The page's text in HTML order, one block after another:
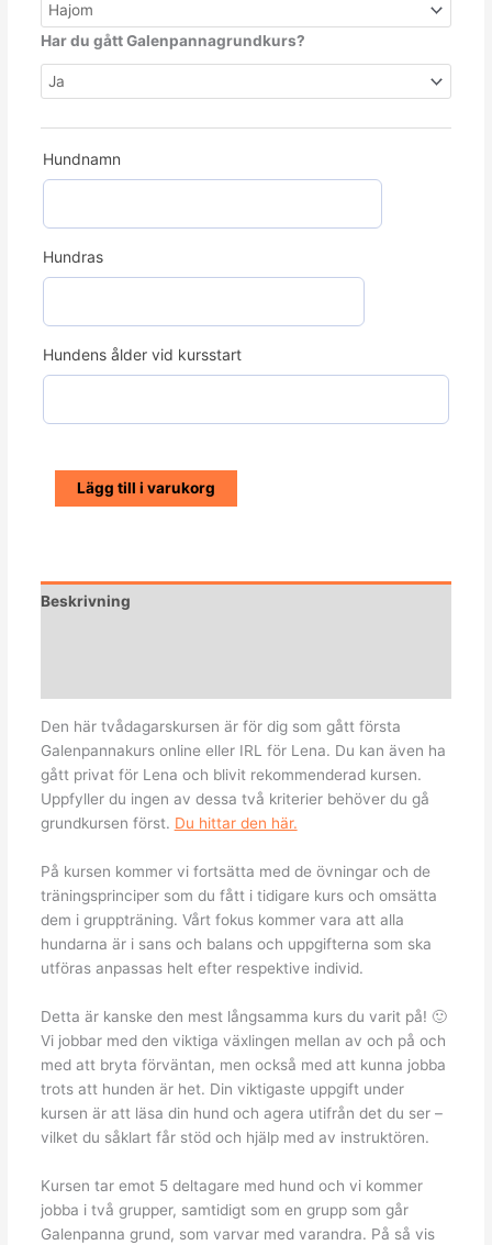
Har du gått Galenpannagrundkurs?
Hundnamn
Hundras
Hundens ålder vid kursstart
Lägg till i varukorg
Beskrivning
Den här tvådagarskursen är för dig som gått första
Galenpannakurs online eller IRL för Lena. Du kan även ha
gått privat för Lena och blivit rekommenderad kursen.
Uppfyller du ingen av dessa två kriterier behöver du gå
grundkursen först. Du hittar den här.
På kursen kommer vi fortsätta med de övningar och de
träningsprinciper som du fått i tidigare kurs och omsätta
dem i gruppträning. Vårt fokus kommer vara att alla
hundarna är i sans och balans och uppgifterna som ska
utföras anpassas helt efter respektive individ.
Detta är kanske den mest långsamma kurs du varit på! 🙂
Vi jobbar med den viktiga växlingen mellan av och på och
med att bryta förväntan, men också med att kunna jobba
trots att hunden är het. Din viktigaste uppgift under
kursen är att läsa din hund och agera utifrån det du ser –
vilket du såklart får stöd och hjälp med av instruktören.
Kursen tar emot 5 deltagare med hund och vi kommer
jobba i två grupper, samtidigt som en grupp som går
Galenpanna grund, som varvar med varandra. På så vis